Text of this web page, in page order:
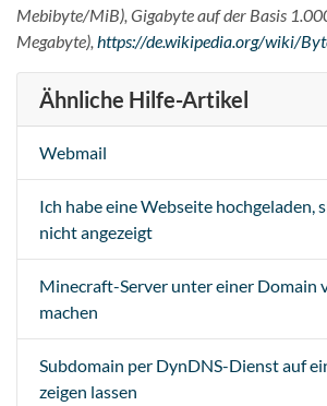
Mebibyte/MiB), Gigabyte auf der Basis
Megabyte), https://de.wikipedia.org/wiki/
Ähnliche Hilfe-Artikel
Webmail
Ich habe eine Webseite hochgeladen,
nicht angezeigt
Minecraft-Server unter einer Domain
machen
Subdomain per DynDNS-Dienst auf
zeigen lassen